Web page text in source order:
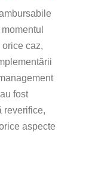
caz,
fost
reverifice,
aspecte